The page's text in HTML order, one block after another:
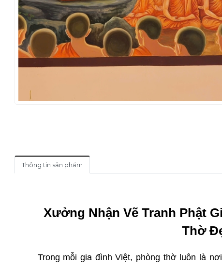
Thông tin sản phẩm
Xưởng Nhận Vẽ Tranh Phật
Thờ
Trong mỗi gia đình Việt, phòng thờ luôn là